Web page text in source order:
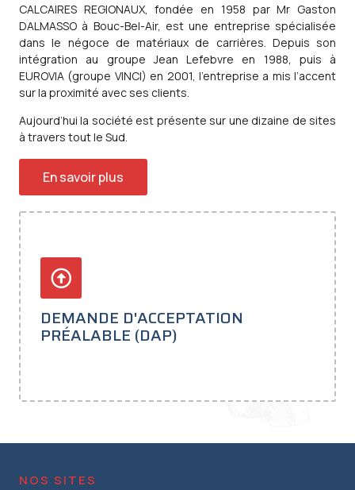
CALCAIRES REGIONAUX, fondée en 1958 par Mr Gaston
DALMASSO à Bouc-Bel-Air, est une entreprise spécialisée
dans le négoce de matériaux de carrières. Depuis son
intégration au groupe Jean Lefebvre en 1988, puis à
EUROVIA (groupe VINCI) en 2001, l’entreprise a mis l’accent
sur la proximité avec ses clients.
Aujourd’hui la société est présente sur une dizaine de sites
à travers tout le Sud.
En savoir plus
DEMANDE D'ACCEPTATION
PRÉALABLE (DAP)
NOS SITES